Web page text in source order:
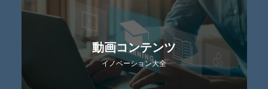
動画コンテンツ
イノベーション大全